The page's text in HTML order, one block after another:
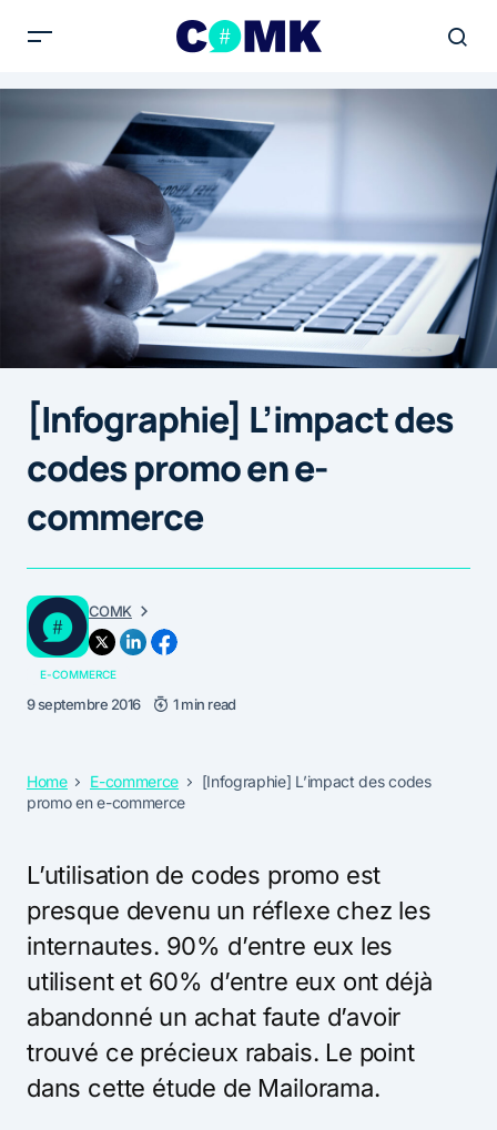
[Infographie] L’impact des
codes promo en e-
commerce
COMK
E-COMMERCE
9 septembre 2016 1 min read
Home E-commerce
[Infographie] L’impact des codes
promo en e-commerce
L’utilisation de codes promo est
presque devenu un réflexe chez les
internautes. 90% d’entre eux les
utilisent et 60% d’entre eux ont déjà
abandonné un achat faute d’avoir
trouvé ce précieux rabais. Le point
dans cette étude de Mailorama.